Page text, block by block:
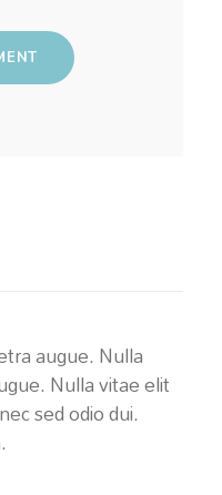
augue. Nulla
Nulla vitae elit
sed odio dui.